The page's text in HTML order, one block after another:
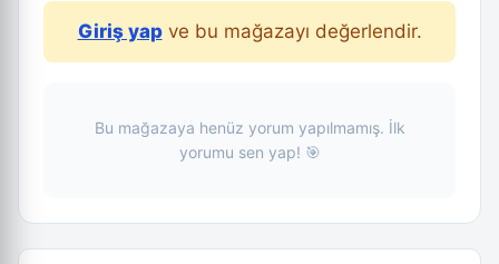
Giriş yapve bu mağazayı değerlendir.
Bu mağazaya henüz yorum yapılmamış. İlk
yorumu sen yap! 🎯